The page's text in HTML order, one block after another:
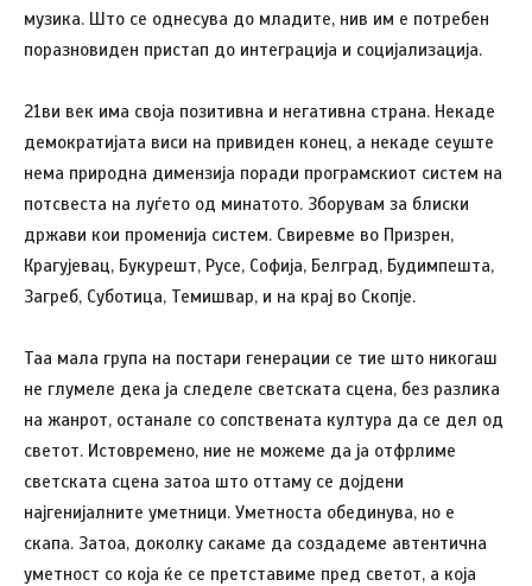
музика. Што се однесува до младите, нив им е потребен
поразновиден пристап до интеграција и социјализација.
21ви век има своја позитивна и негативна страна. Некаде
демократијата виси на привиден конец, а некаде сеуште
нема природна димензија поради програмскиот систем на
потсвеста на луѓето од минатото. Зборувам за блиски
држави кои променија систем. Свиревме во Призрен,
Крагујевац, Букурешт, Русе, Софија, Белград, Будимпешта,
Загреб, Суботица, Темишвар, и на крај во Скопје.
Таа мала група на постари генерации се тие што никогаш
не глумеле дека ја следеле светската сцена, без разлика
на жанрот, останале со сопствената култура да се дел од
светот. Истовремено, ние не можеме да ја отфрлиме
светската сцена затоа што оттаму се дојдени
најгенијалните уметници. Уметноста обединува, но е
скапа. Затоа, доколку сакаме да создадеме автентична
уметност со која ќе се претставиме пред светот, а која